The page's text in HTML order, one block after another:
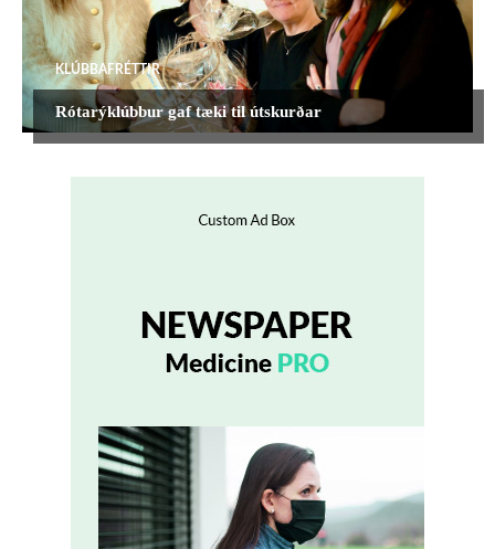
KLÚBBAFRÉTTIR
Rótarýklúbbur gaf tæki til útskurðar